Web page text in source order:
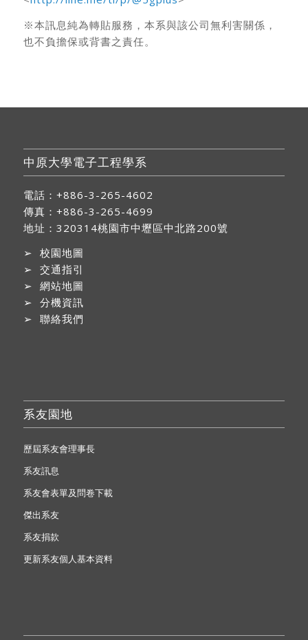
※本訊息純為轉貼服務，本系與該公司無利害關係，
也不負擔保或背書之責任。
中原大學電子工程學系
電話：+886-3-265-4602
傳真：+886-3-265-4699
地址： 320314桃園市中壢區中北路200號
➢ 校園地圖
➢ 交通指引
➢ 網站地圖
➢ 分機資訊
➢ 聯絡我們
系友園地
歷屆系友會理事長
系友訊息
系友會表單及問卷下載
傑出系友
系友捐款
更新系友個人基本資料